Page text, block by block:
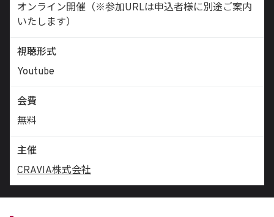
オンライン開催（※参加URLは申込者様に別途ご案内
いたします）
視聴形式
Youtube
会費
無料
主催
CRAVIA株式会社